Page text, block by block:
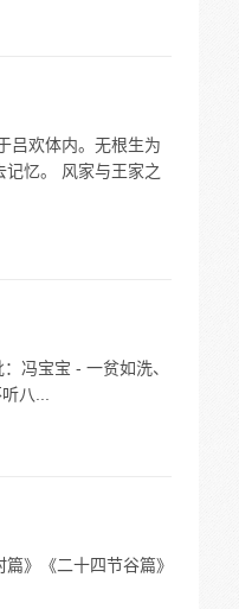
吕欢体内。无根生为
忆。 风家与王家之
冯宝宝 - 一贫如洗、
八...
》《二十四节谷篇》